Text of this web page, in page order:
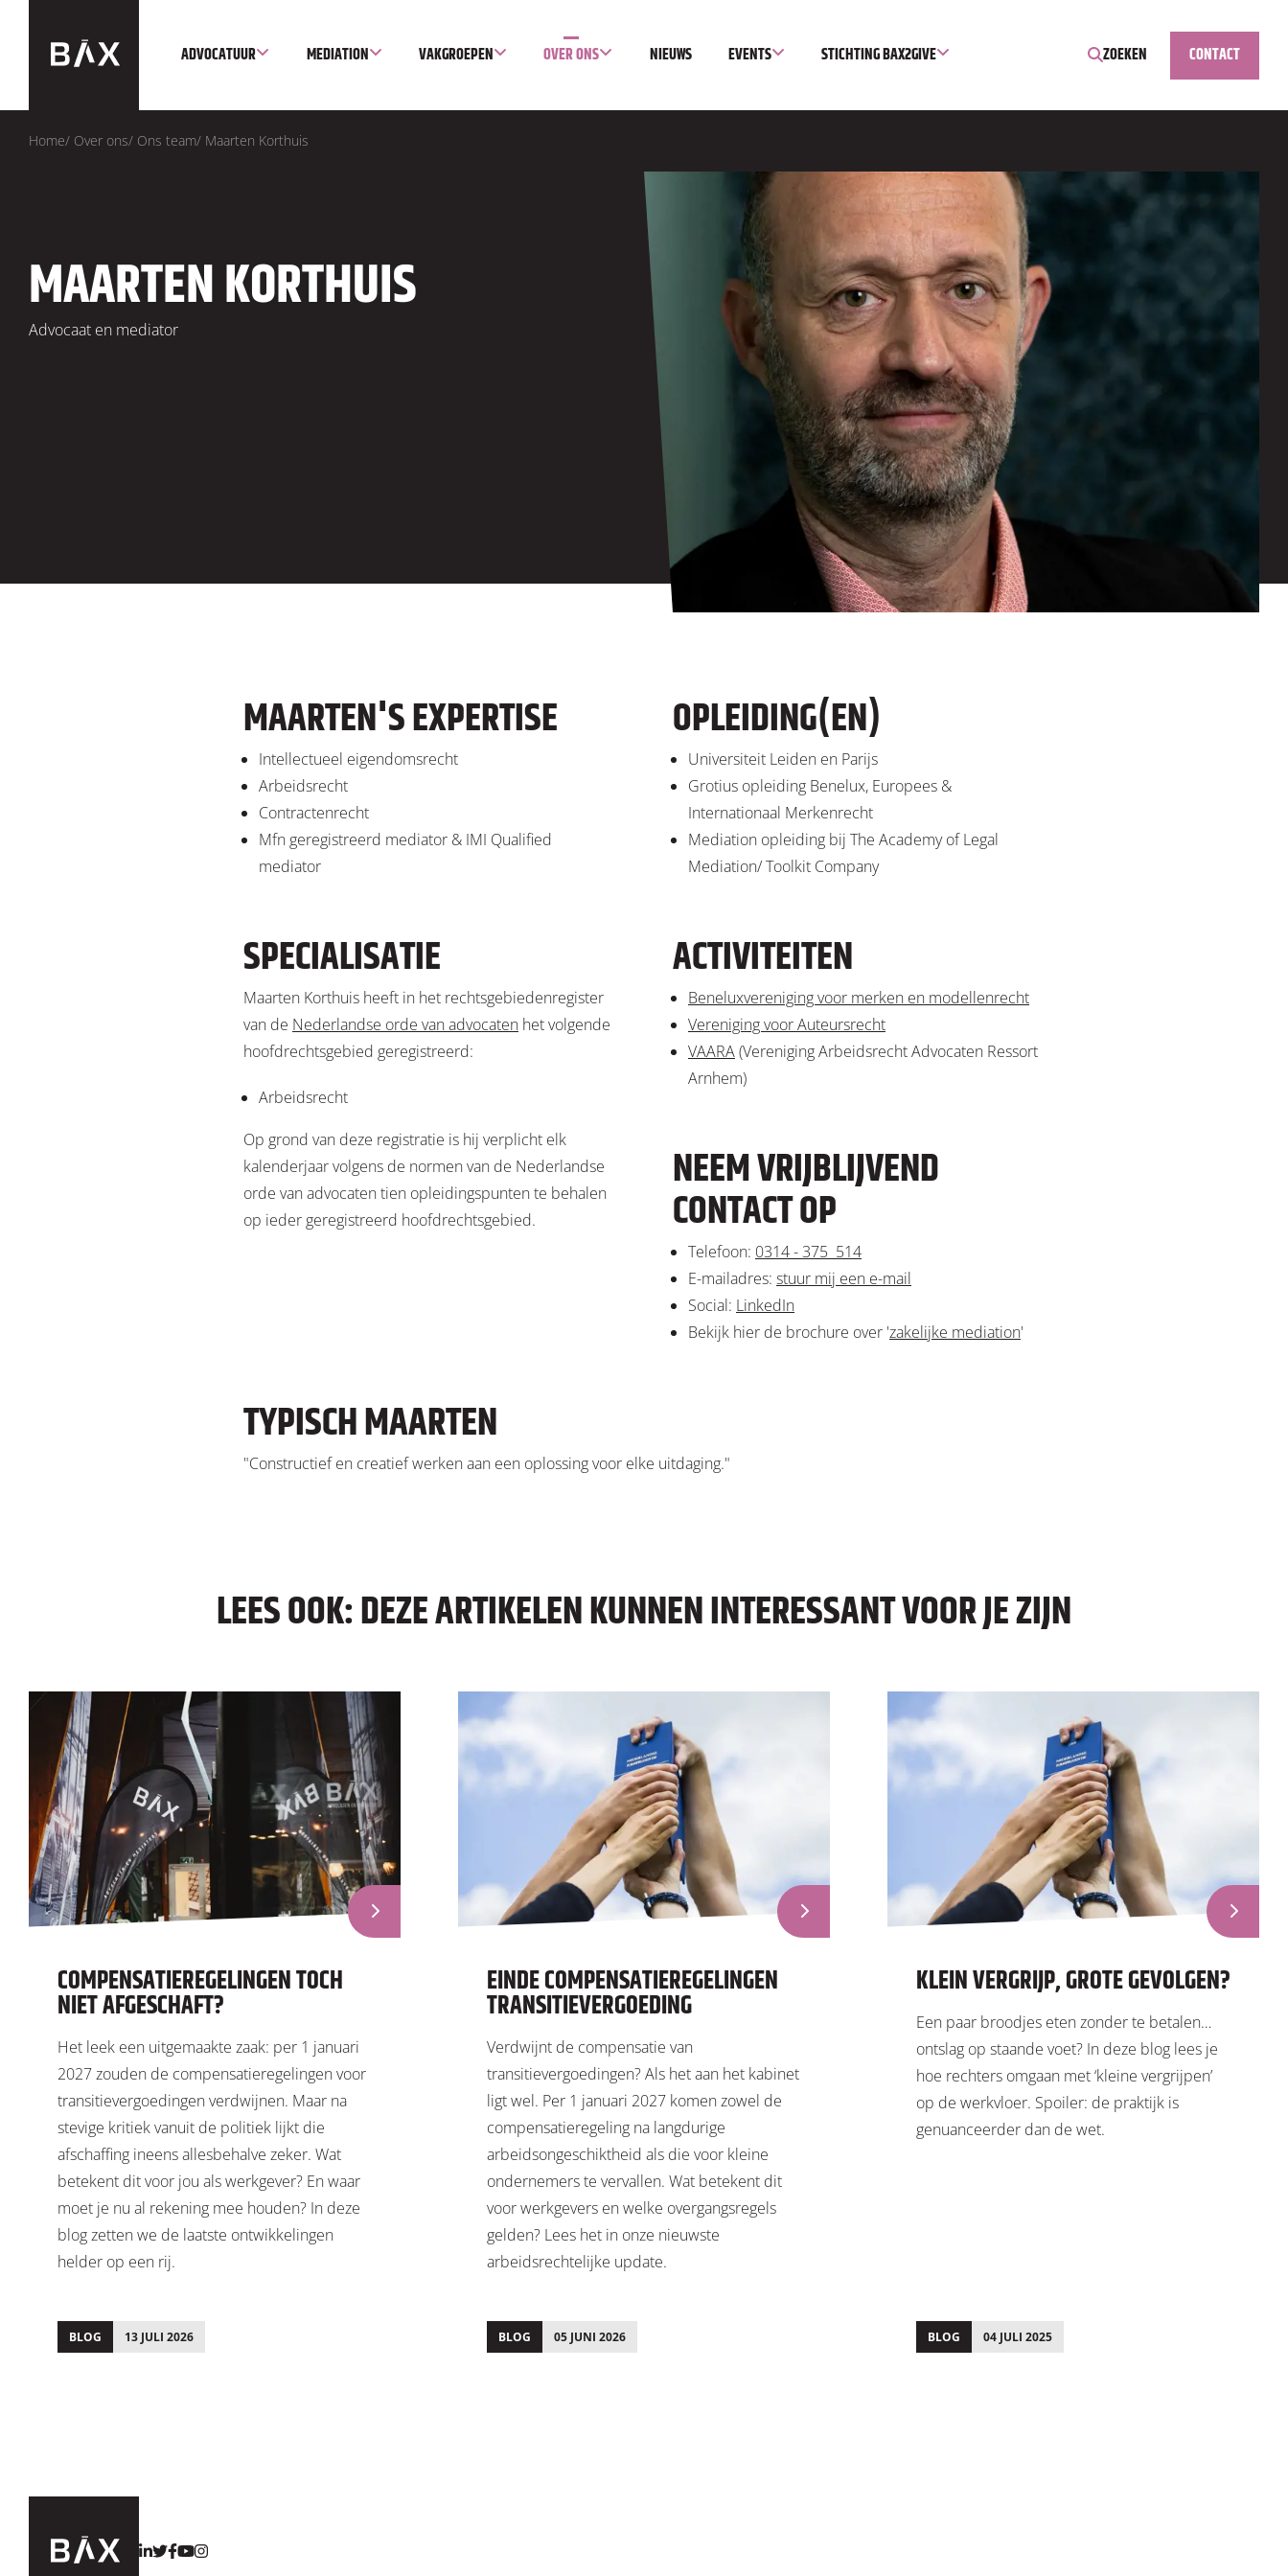
ADVOCATUUR MEDIATION VAKGROEPEN OVER ONS NIEUWS EVENTS STICHTING BAX2GIVE ZOEKEN CONTACT
Home/ Over ons/ Ons team/ Maarten Korthuis
MAARTEN KORTHUIS
Advocaat en mediator
MAARTEN'S EXPERTISE
Intellectueel eigendomsrecht
Arbeidsrecht
Contractenrecht
Mfn geregistreerd mediator & IMI Qualified
mediator
SPECIALISATIE
Maarten Korthuis heeft in het rechtsgebiedenregister
van de Nederlandse orde van advocaten het volgende
hoofdrechtsgebied geregistreerd:
Arbeidsrecht
Op grond van deze registratie is hij verplicht elk
kalenderjaar volgens de normen van de Nederlandse
orde van advocaten tien opleidingspunten te behalen
op ieder geregistreerd hoofdrechtsgebied.
OPLEIDING(EN)
Universiteit Leiden en Parijs
Grotius opleiding Benelux, Europees &
Internationaal Merkenrecht
Mediation opleiding bij The Academy of Legal
Mediation/ Toolkit Company
ACTIVITEITEN
Beneluxvereniging voor merken en modellenrecht
Vereniging voor Auteursrecht
VAARA(Vereniging Arbeidsrecht Advocaten Ressort
Arnhem)
NEEM VRIJBLIJVEND
CONTACT OP
Telefoon: 0314 - 375 514
E-mailadres: stuur mij een e-mail
Social: LinkedIn
Bekijk hier de brochure over 'zakelijke mediation'
TYPISCH MAARTEN
"Constructief en creatief werken aan een oplossing voor elke uitdaging."
LEES OOK: DEZE ARTIKELEN KUNNEN INTERESSANT VOOR JE ZIJN
COMPENSATIEREGELINGEN TOCH
NIET AFGESCHAFT?
Het leek een uitgemaakte zaak: per 1 januari
2027 zouden de compensatieregelingen voor
transitievergoedingen verdwijnen. Maar na
stevige kritiek vanuit de politiek lijkt die
afschaffing ineens allesbehalve zeker. Wat
betekent dit voor jou als werkgever? En waar
moet je nu al rekening mee houden? In deze
blog zetten we de laatste ontwikkelingen
helder op een rij.
BLOG 13 JULI 2026
EINDE COMPENSATIEREGELINGEN
TRANSITIEVERGOEDING
Verdwijnt de compensatie van
transitievergoedingen? Als het aan het kabinet
ligt wel. Per 1 januari 2027 komen zowel de
compensatieregeling na langdurige
arbeidsongeschiktheid als die voor kleine
ondernemers te vervallen. Wat betekent dit
voor werkgevers en welke overgangsregels
gelden? Lees het in onze nieuwste
arbeidsrechtelijke update.
BLOG 05 JUNI 2026
KLEIN VERGRIJP, GROTE GEVOLGEN?
Een paar broodjes eten zonder te betalen…
ontslag op staande voet? In deze blog lees je
hoe rechters omgaan met ‘kleine vergrijpen’
op de werkvloer. Spoiler: de praktijk is
genuanceerder dan de wet.
BLOG 04 JULI 2025